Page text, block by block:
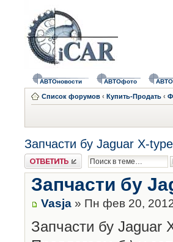
АВТОновости АВТОфото
Список форумов ‹ Купить-Продать ‹
Запчасти бу Jaguar X-
Ответить
Запчасти бу
Vasja » Пн фев 20,
Запчасти бу Jaguar